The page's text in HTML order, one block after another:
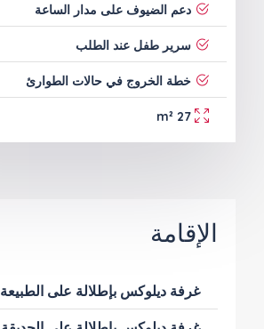
دعم الضيوف على مدار الساعة
سرير طفل عند الطلب
خطة الخروج في حالات الطوارئ
الإقامة
غرفة ديلوكس بإطلالة على الطبيعة